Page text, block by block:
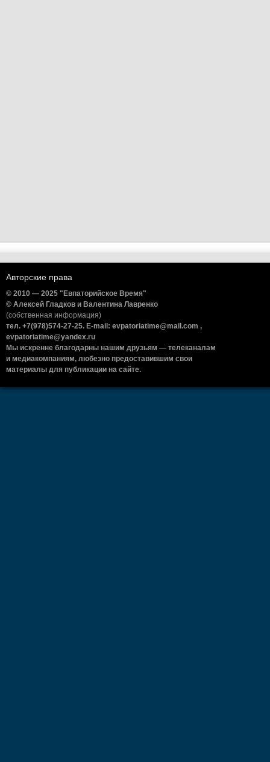
Авторские права
© 2010 — 2025 "Евпаторийское Время"
© Алексей Гладков и Валентина Лавренко
(собственная информация)
тел. +7(978)574-27-25. E-mail: evpatoriatime@mail.com ,
evpatoriatime@yandex.ru
Мы искренне благодарны нашим друзьям — телеканалам
и медиакомпаниям, любезно предоставившим свои
материалы для публикации на сайте.